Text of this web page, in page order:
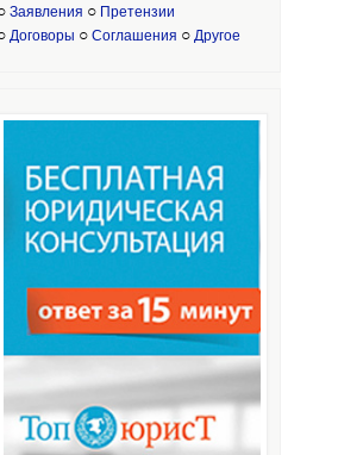
Заявления ○ Претензии
Договоры ○ Соглашения ○ Другое